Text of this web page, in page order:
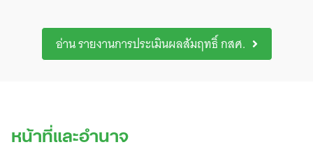
อ่าน รายงานการประเมินผลสัมฤทธิ์ กสศ.
หน้าที่และอำนาจ